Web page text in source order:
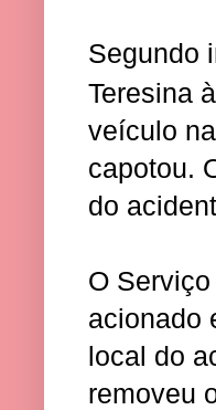
Segundo
Teresina
veículo
capotou.
do
O
acionado
local do
removeu